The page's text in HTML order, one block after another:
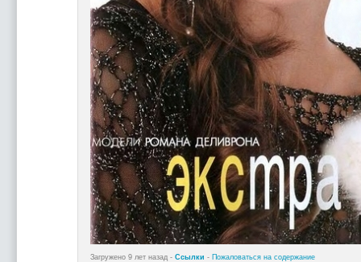
Загружено 9 лет назад - Ссылки - Пожаловаться на содержание